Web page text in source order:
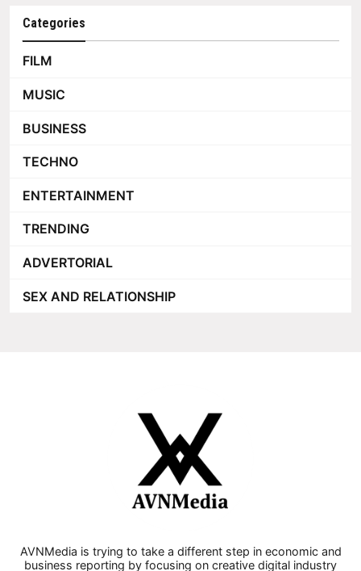
Categories
FILM
MUSIC
BUSINESS
TECHNO
ENTERTAINMENT
TRENDING
ADVERTORIAL
SEX AND RELATIONSHIP
AVNMedia is trying to take a different step in economic and
business reporting by focusing on creative digital industry